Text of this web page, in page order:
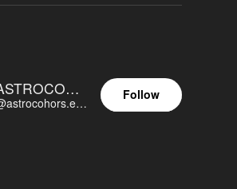
ASTROCOHORS EUNOIA ULTIMA
@astrocohors.eu@astrocohors.eu
Follow